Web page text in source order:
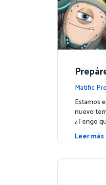
do
Matific
e la
Estamos
nuevo
¿Tengo
Leer más